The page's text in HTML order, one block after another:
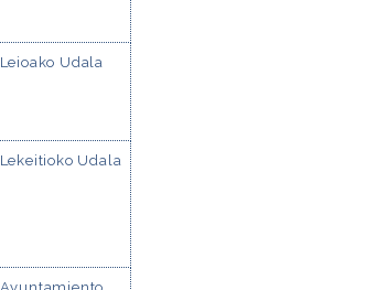
Leioako Udala
Lekeitioko Udala